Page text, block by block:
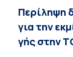
Περίληψη
για την
γής στην